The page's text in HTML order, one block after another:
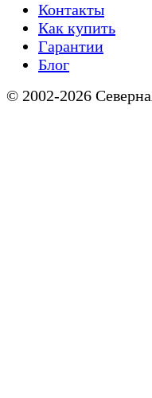
Контакты
Как купить
Гарантии
Блог
© 2002-2026